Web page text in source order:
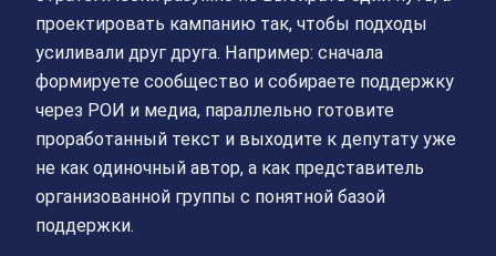
проектировать кампанию так, чтобы подходы
усиливали друг друга. Например: сначала
формируете сообщество и собираете поддержку
через РОИ и медиа, параллельно готовите
проработанный текст и выходите к депутату уже
не как одиночный автор, а как представитель
организованной группы с понятной базой
поддержки.